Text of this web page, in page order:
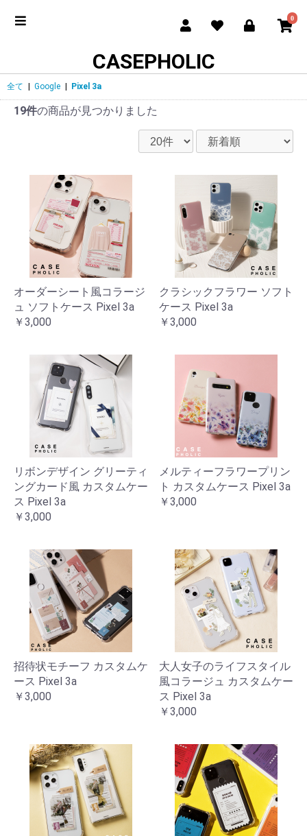
0
CASEPHOLIC
全て | Google | Pixel 3a
19件の商品が見つかりました
オーダーシート風コラージ
ュ ソフトケース Pixel 3a
￥3,000
クラシックフラワー ソフト
ケース Pixel 3a
￥3,000
リボンデザイン グリーティ
ングカード風 カスタムケー
ス Pixel 3a
￥3,000
メルティーフラワープリン
ト カスタムケース Pixel 3a
￥3,000
招待状モチーフ カスタムケ
ース Pixel 3a
￥3,000
大人女子のライフスタイル
風コラージュ カスタムケー
ス Pixel 3a
￥3,000